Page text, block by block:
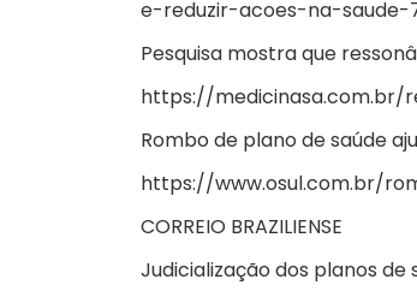
e-reduzir-acoes-na-saude-
Pesquisa mostra que
https://
Rombo de plano de saúde
https://www.osul.com.br/
CORREIO BRAZILIENSE
Judicialização dos planos